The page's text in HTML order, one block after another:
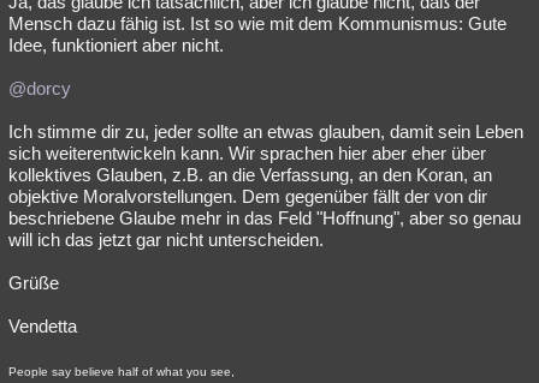
Mensch dazu fähig ist. Ist so wie mit dem Kommunismus: Gute
Idee, funktioniert aber nicht.
@dorcy
Ich stimme dir zu, jeder sollte an etwas glauben, damit sein Leben
sich weiterentwickeln kann. Wir sprachen hier aber eher über
kollektives Glauben, z.B. an die Verfassung, an den Koran, an
objektive Moralvorstellungen. Dem gegenüber fällt der von dir
beschriebene Glaube mehr in das Feld "Hoffnung", aber so genau
will ich das jetzt gar nicht unterscheiden.
Grüße
Vendetta
People say believe half of what you see,